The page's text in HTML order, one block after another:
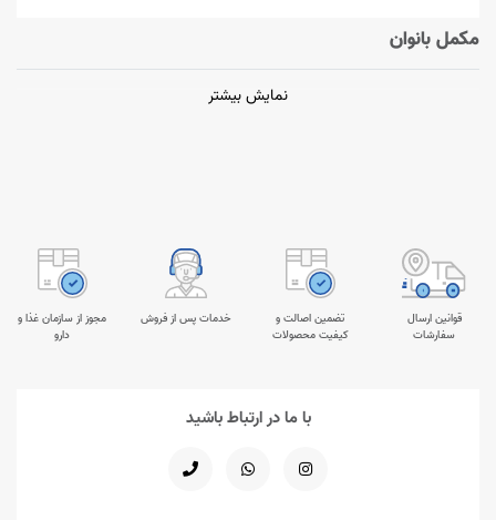
مکمل بانوان
نمایش بیشتر
قوانین ارسال
سفارشات
تضمین اصالت و
کیفیت محصولات
خدمات پس از فروش
مجوز از سازمان غذا و
دارو
با ما در ارتباط باشید